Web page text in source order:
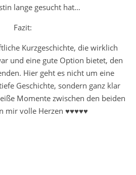
lange gesucht hat…
Fazit:
Kurzgeschichte, die wirklich
und eine gute Option bietet, den
Hier geht es nicht um eine
Geschichte, sondern ganz klar
Momente zwischen den beiden
mir volle Herzen ♥♥♥♥♥